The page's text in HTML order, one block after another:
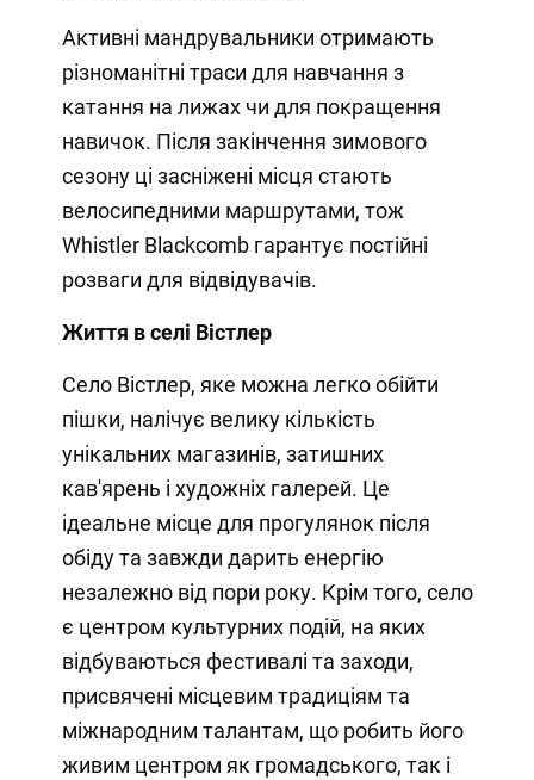
Активні мандрувальники отримають
різноманітні траси для навчання з
катання на лижах чи для покращення
навичок. Після закінчення зимового
сезону ці засніжені місця стають
велосипедними маршрутами, тож
Whistler Blackcomb гарантує постійні
розваги для відвідувачів.
Життя в селі Вістлер
Село Вістлер, яке можна легко обійти
пішки, налічує велику кількість
унікальних магазинів, затишних
кав'ярень і художніх галерей. Це
ідеальне місце для прогулянок після
обіду та завжди дарить енергію
незалежно від пори року. Крім того, село
є центром культурних подій, на яких
відбуваються фестивалі та заходи,
присвячені місцевим традиціям та
міжнародним талантам, що робить його
живим центром як громадського, так і